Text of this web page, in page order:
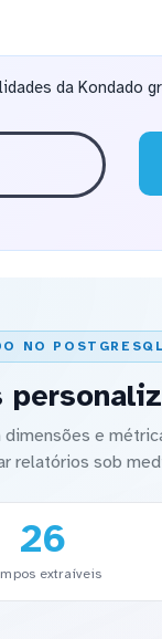
da Kondado
NO POSTGRESQL
e
relatórios sob
26
extraíveis